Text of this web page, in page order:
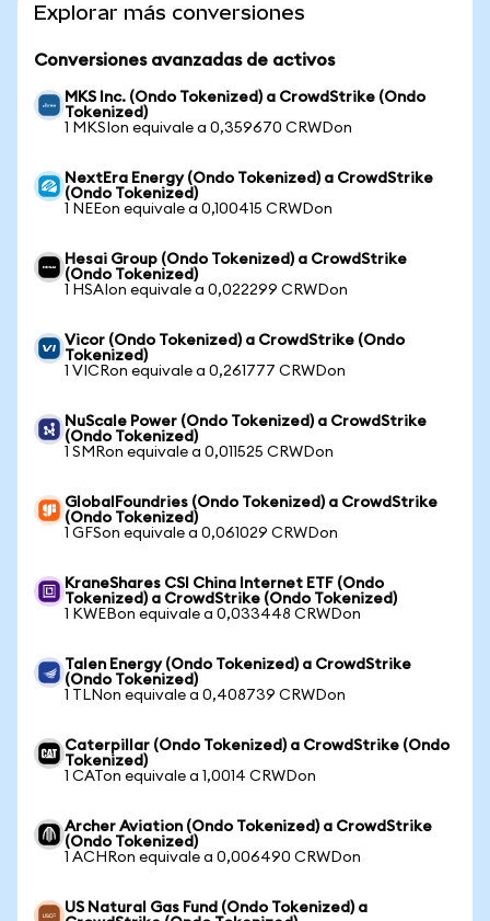
Explorar más conversiones
Conversiones avanzadas de activos
MKS Inc. (Ondo Tokenized) a CrowdStrike (Ondo
Tokenized)
1 MKSIon equivale a 0,359670 CRWDon
NextEra Energy (Ondo Tokenized) a CrowdStrike
(Ondo Tokenized)
1 NEEon equivale a 0,100415 CRWDon
Hesai Group (Ondo Tokenized) a CrowdStrike
(Ondo Tokenized)
1 HSAIon equivale a 0,022299 CRWDon
Vicor (Ondo Tokenized) a CrowdStrike (Ondo
Tokenized)
1 VICRon equivale a 0,261777 CRWDon
NuScale Power (Ondo Tokenized) a CrowdStrike
(Ondo Tokenized)
1 SMRon equivale a 0,011525 CRWDon
GlobalFoundries (Ondo Tokenized) a CrowdStrike
(Ondo Tokenized)
1 GFSon equivale a 0,061029 CRWDon
KraneShares CSI China Internet ETF (Ondo
Tokenized) a CrowdStrike (Ondo Tokenized)
1 KWEBon equivale a 0,033448 CRWDon
Talen Energy (Ondo Tokenized) a CrowdStrike
(Ondo Tokenized)
1 TLNon equivale a 0,408739 CRWDon
Caterpillar (Ondo Tokenized) a CrowdStrike (Ondo
Tokenized)
1 CATon equivale a 1,0014 CRWDon
Archer Aviation (Ondo Tokenized) a CrowdStrike
(Ondo Tokenized)
1 ACHRon equivale a 0,006490 CRWDon
US Natural Gas Fund (Ondo Tokenized) a